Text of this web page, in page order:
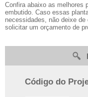
Confira abaixo as melhores
embutido. Caso essas
necessidades, não deixe
solicitar um orçamento de
Código do